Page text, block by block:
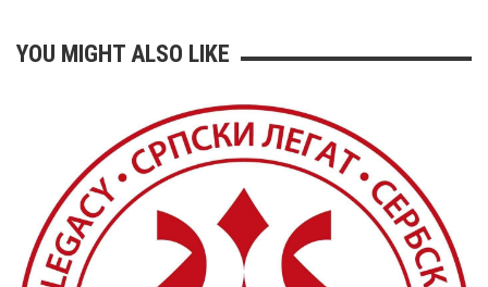
YOU MIGHT ALSO LIKE